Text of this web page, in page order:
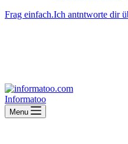
Frag einfach.Ich antntworte dir
Informatoo
Menu